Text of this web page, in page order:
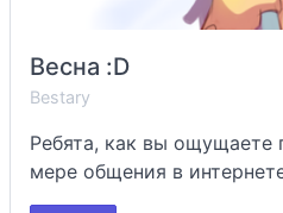
Весна :D
Bestary
Ребята, как вы ощущаете
мере общения в